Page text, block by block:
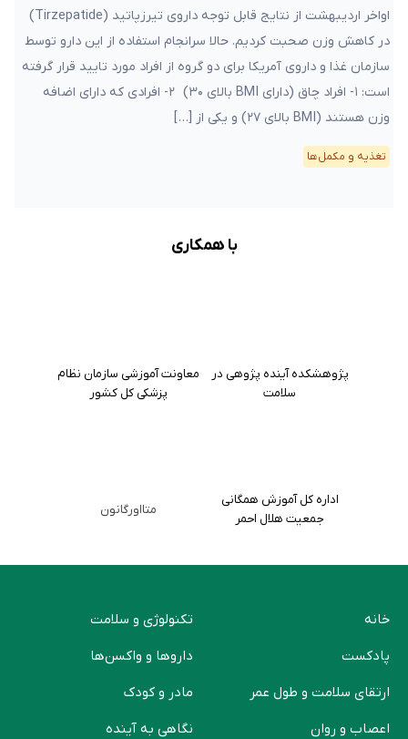
اواخر اردیبهشت از نتایج قابل توجه داروی تیرزپاتید (Tirzepatide)
در کاهش وزن صحبت کردیم. حالا سرانجام استفاده از این دارو توسط
سازمان غذا و داروی آمریکا برای دو گروه از افراد مورد تایید قرار گرفته
است: ۱- افراد چاق (دارای BMI بالای ۳۰) ۲- افرادی که دارای اضافه
وزن هستند (BMI بالای ۲۷) و یکی از […]
تغذیه و مکمل‌ها
با همکاری
پژوهشکده آینده پژوهی در
سلامت
معاونت آموزشی سازمان نظام
پزشکی کل کشور
اداره کل آموزش همگانی
جمعیت هلال احمر
متااورگانون
خانه
پادکست
ارتقای سلامت و طول عمر
اعصاب و روان
تکنولوژی و سلامت
دارو‌ها و واکسن‌ها
مادر و کودک
نگاهی به آینده